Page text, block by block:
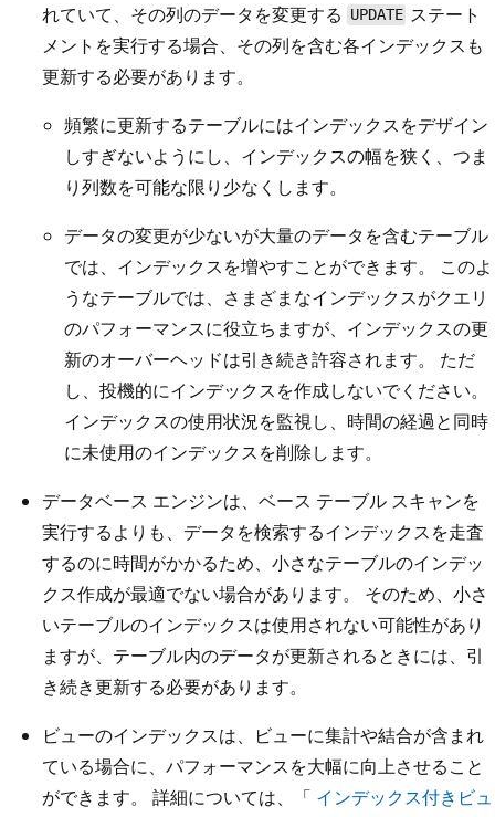
れていて、その列のデータを変更する
UPDATE ステート
メントを実行する場合、その列を含む各インデックスも
更新する必要があります。
頻繁に更新するテーブルにはインデックスをデザイン
しすぎないようにし、インデックスの幅を狭く、つま
り列数を可能な限り少なくします。
データの変更が少ないが大量のデータを含むテーブル
では、インデックスを増やすことができます。 このよ
うなテーブルでは、さまざまなインデックスがクエリ
のパフォーマンスに役立ちますが、インデックスの更
新のオーバーヘッドは引き続き許容されます。 ただ
し、投機的にインデックスを作成しないでください。
インデックスの使用状況を監視し、時間の経過と同時
に未使用のインデックスを削除します。
データベース エンジンは、ベース テーブル スキャンを
実行するよりも、データを検索するインデックスを走査
するのに時間がかかるため、小さなテーブルのインデッ
クス作成が最適でない場合があります。 そのため、小さ
いテーブルのインデックスは使用されない可能性があり
ますが、テーブル内のデータが更新されるときには、引
き続き更新する必要があります。
ビューのインデックスは、ビューに集計や結合が含まれ
ている場合に、パフォーマンスを大幅に向上させること
ができます。 詳細については、「 インデックス付きビュ